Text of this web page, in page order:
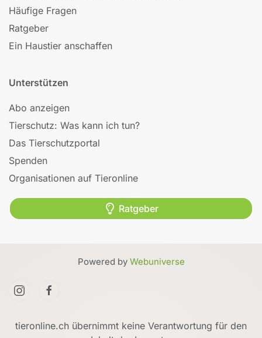
Häufige Fragen
Ratgeber
Ein Haustier anschaffen
Unterstützen
Abo anzeigen
Tierschutz: Was kann ich tun?
Das Tierschutzportal
Spenden
Organisationen auf Tieronline
Ratgeber
Powered by Webuniverse
tieronline.ch übernimmt keine Verantwortung für den